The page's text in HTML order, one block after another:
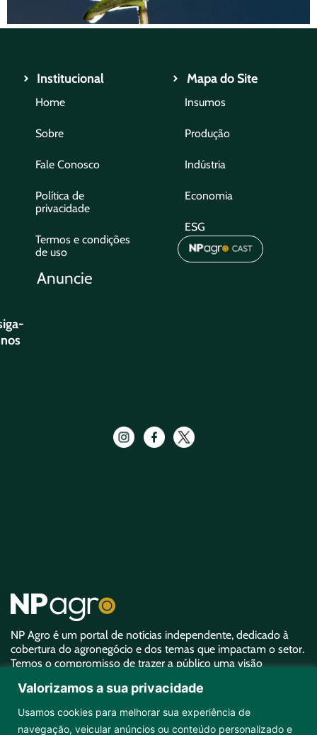
Valorizamos a sua privacidade
Usamos cookies para melhorar sua experiência de
navegação, veicular anúncios ou conteúdo personalizado e
NP Agro é um portal de notícias independente, dedicado à
cobertura do agronegócio e dos temas que impactam o setor.
Temos o compromisso de trazer a público uma visão
equivalente à sua importância.
Institucional
Home
Sobre
Fale Conosco
Política de
privacidade
Termos e condições
de uso
Anuncie
Mapa do Site
Insumos
Produção
Indústria
Economia
ESG
nos